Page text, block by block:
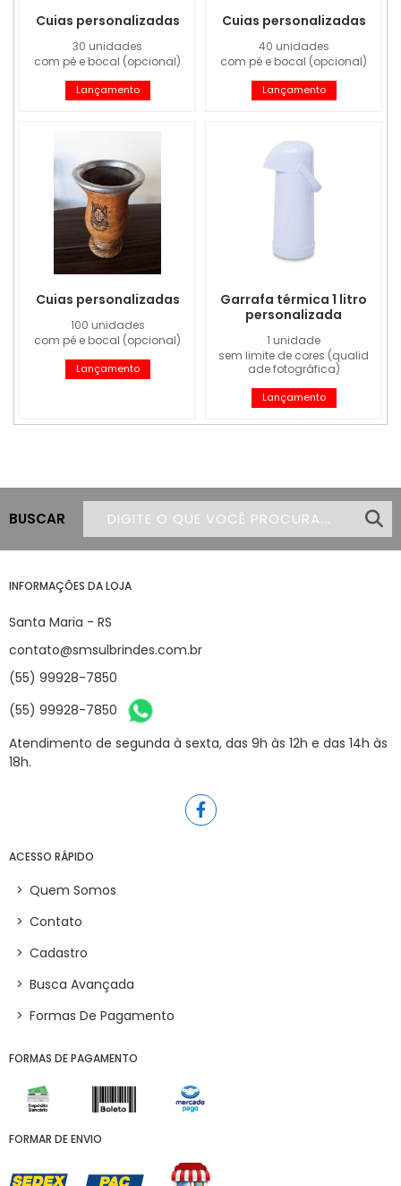
30 unidades
com pé e bocal (opcional)
Cuias personalizadas
Lançamento
40 unidades
com pé e bocal (opcional)
Cuias personalizadas
Lançamento
100 unidades
com pé e bocal (opcional)
Cuias personalizadas
Lançamento
1 unidade
sem limite de cores (qualid
ade fotográfica)
Garrafa térmica 1 litro
personalizada
Lançamento
BUSCAR
INFORMAÇÕES DA LOJA
Santa Maria - RS
contato@smsulbrindes.com.br
(55) 99928-7850
(55) 99928-7850
Atendimento de segunda à sexta, das 9h às 12h e das 14h às
18h.
ACESSO RÁPIDO
> Quem Somos
> Contato
> Cadastro
> Busca Avançada
> Formas De Pagamento
FORMAS DE PAGAMENTO
FORMAR DE ENVIO